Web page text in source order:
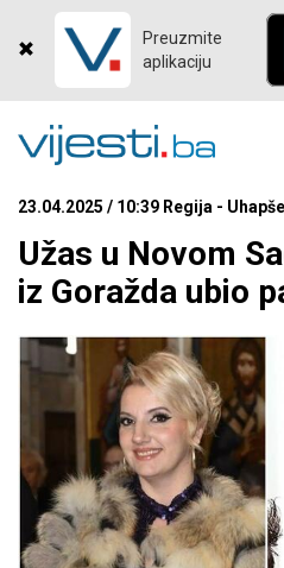
Preuzmite
aplikaciju
23.04.2025 / 10:39 Regija -
Užas u Novom
iz Goražda ubio